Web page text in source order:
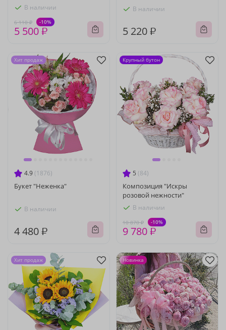
В наличии
6 110 ₽ -10%
5 500 ₽
В наличии
5 220 ₽
4.9 (1876)
Букет "Неженка"
В наличии
4 480 ₽
Хит продаж
5 (84)
Композиция "Искры
розовой нежности"
В наличии
10 870 ₽ -10%
9 780 ₽
Крупный бутон
Хит продаж Новинка